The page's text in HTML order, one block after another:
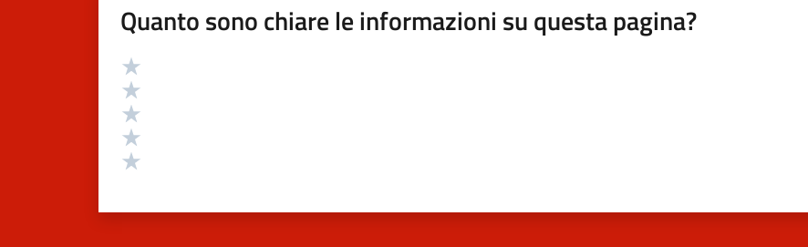
Quanto sono chiare le informazioni su questa pagina?
Valutazione